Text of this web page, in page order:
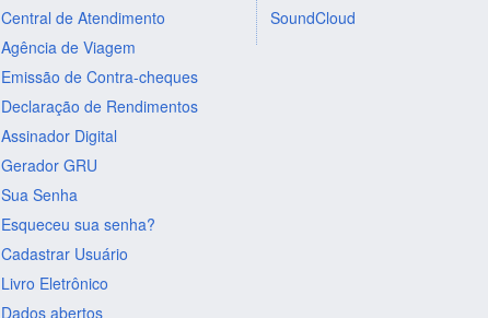
Central de Atendimento
Agência de Viagem
Emissão de Contra-cheques
Declaração de Rendimentos
Assinador Digital
Gerador GRU
Sua Senha
Esqueceu sua senha?
Cadastrar Usuário
Livro Eletrônico
Dados abertos
SoundCloud